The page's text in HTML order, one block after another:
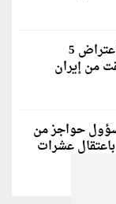
الجيش الأردني يعلن اعتراض 5
من إيران
حواجز من
عشرات